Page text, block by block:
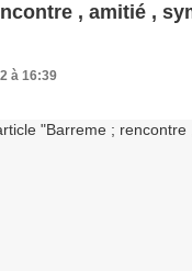
, amitié ,
à 16:39